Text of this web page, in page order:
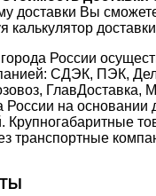
доставки Вы
калькулятор
России
СДЭК, ПЭК,
ГлавДоставка,
России на основании
Крупногабаритные
транспортные